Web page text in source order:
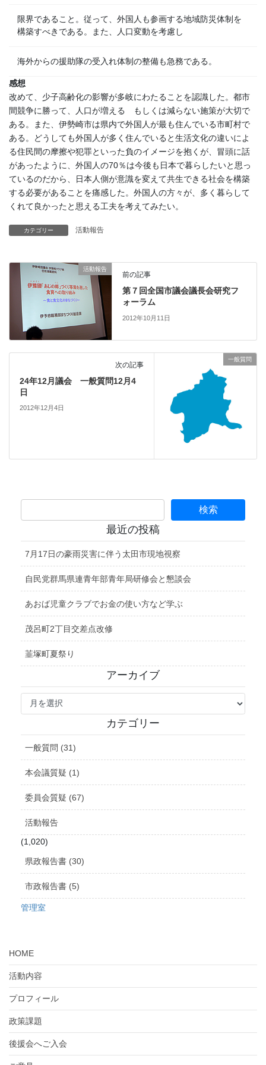
限界であること。従って、外国人も参画する地域防災体制を
構築すべきである。また、人口変動を考慮し
海外からの援助隊の受入れ体制の整備も急務である。
感想
改めて、少子高齢化の影響が多岐にわたることを認識した。都市
間競争に勝って、人口が増える もしくは減らない施策が大切で
ある。また、伊勢崎市は県内で外国人が最も住んでいる市町村で
ある。どうしても外国人が多く住んでいると生活文化の違いによ
る住民間の摩擦や犯罪といった負のイメージを抱くが、冒頭に話
があったように、外国人の70％は今後も日本で暮らしたいと思っ
ているのだから、日本人側が意識を変えて共生できる社会を構築
する必要があることを痛感した。外国人の方々が、多く暮らして
くれて良かったと思える工夫を考えてみたい。
カテゴリー 活動報告
活動報告
前の記事
第７回全国市議会議長会研究フ
ォーラム
2012年10月11日
一般質問
次の記事
24年12月議会 一般質問12月4
日
2012年12月4日
最近の投稿
7月17日の豪雨災害に伴う太田市現地視察
自民党群馬県連青年部青年局研修会と懇談会
あおば児童クラブでお金の使い方など学ぶ
茂呂町2丁目交差点改修
韮塚町夏祭り
アーカイブ
ア
カ
カテゴリー
一般質問 (31)
本会議質疑 (1)
委員会質疑 (67)
活動報告
(1,020)
県政報告書 (30)
市政報告書 (5)
管理室
HOME
活動内容
プロフィール
政策課題
後援会へご入会